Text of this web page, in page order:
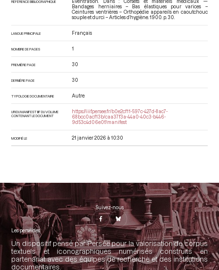
RÉFÉRENCE BIBLIOGRAPHIQUE
Bandages herniaires – Bas élastiques pour varices –
Ceintures ventrières – Orthopédie appareils en caoutchouc
souple et durci – Articles d’hygiène . 1900. p. 30.
LANGUE PRINCIPALE Français
NOMBRE DE PAGES 1
PREMIÈRE PAGE 30
DERNIÈRE PAGE 30
TYPOLOGIE DOCUMENTAIRE Autre
URI DU MANIFEST IIIF DU VOLUME
CONTENANT LE DOCUMENT
https://iiif.persee.fr/b0e2cf11-597c-427d-8ac7-
68bcc0acf13b/caa37f3a-44a0-40c3-b446-
9d53c4d06e0f/manifest
MODIFIÉ LE 21 janvier 2026 à 10:30
Suivez-nous
Les perséides
Un dispositif pensé par Persée pour la valorisation de corpus
textuels et iconographiques numérisés construits en
partenariat avec des équipes de recherche et des institutions
documentaires.